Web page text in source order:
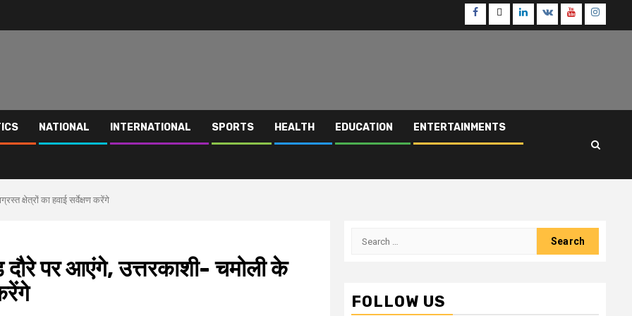
Facebook
TwitterLinkedin
VK Youtube
NATIONAL INTERNATIONAL SPORTS HEALTH EDUCATION ENTERTAINMENTS
क्षेत्रों का हवाई सर्वेक्षण करेंगे
पर आएंगे, उत्तरकाशी- चमोली के
Search
FOLLOW US